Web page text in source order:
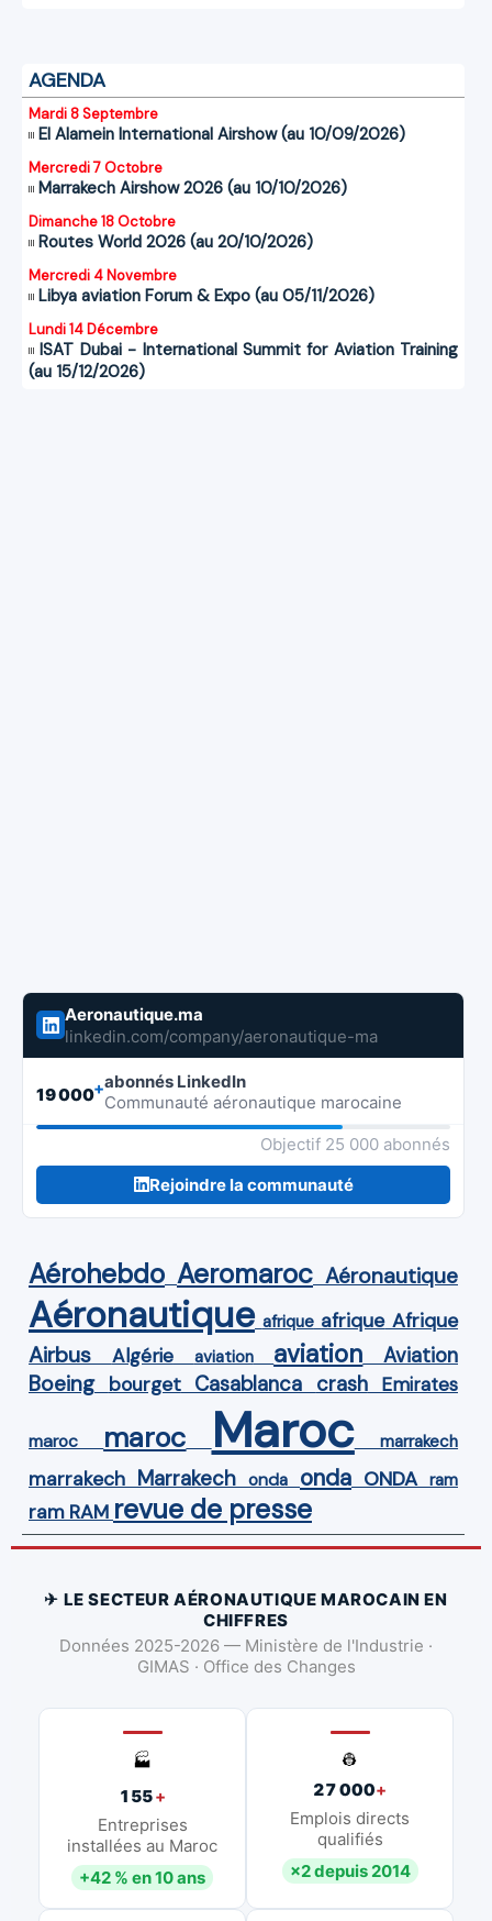
AGENDA
Mardi 8 Septembre
El Alamein International Airshow (au 10/09/2026)
Mercredi 7 Octobre
Marrakech Airshow 2026 (au 10/10/2026)
Dimanche 18 Octobre
Routes World 2026 (au 20/10/2026)
Mercredi 4 Novembre
Libya aviation Forum & Expo (au 05/11/2026)
Lundi 14 Décembre
ISAT Dubai - International Summit for Aviation Training
(au 15/12/2026)
Aeronautique.ma
linkedin.com/company/aeronautique-ma
19 000+abonnés LinkedIn
Communauté aéronautique marocaine
Objectif 25 000 abonnés
Rejoindre la communauté
Aérohebdo Aeromaroc Aéronautique
Aéronautique afrique afrique Afrique
Airbus Algérie aviation aviation Aviation
Boeing bourget Casablanca crash Emirates
maroc maroc Maroc marrakech
marrakech Marrakech onda onda ONDA ram
ram RAM revue de presse
✈ LE SECTEUR AÉRONAUTIQUE MAROCAIN EN
CHIFFRES
Données 2025-2026 — Ministère de l'Industrie ·
GIMAS · Office des Changes
🏭
155+
Entreprises
installées au Maroc
+42 % en 10 ans
👷
27 000+
Emplois directs
qualifiés
×2 depuis 2014